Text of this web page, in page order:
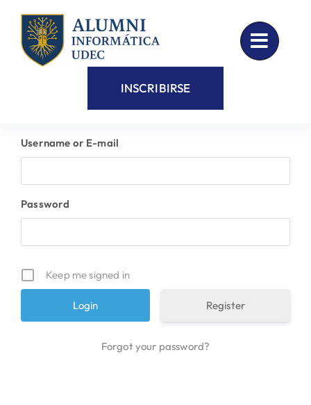
content
INSCRIBIRSE
Username or E-mail
Password
Keep me signed in
Register
Forgot your password?